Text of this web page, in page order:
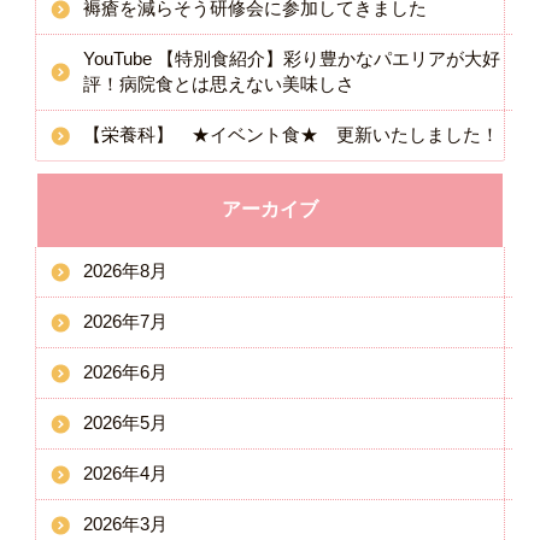
褥瘡を減らそう研修会に参加してきました
YouTube 【特別食紹介】彩り豊かなパエリアが大好
評！病院食とは思えない美味しさ
【栄養科】 ★イベント食★ 更新いたしました！
アーカイブ
2026年8月
2026年7月
2026年6月
2026年5月
2026年4月
2026年3月